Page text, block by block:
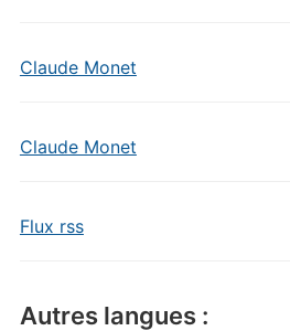
Claude Monet
Claude Monet
Flux rss
Autres langues :